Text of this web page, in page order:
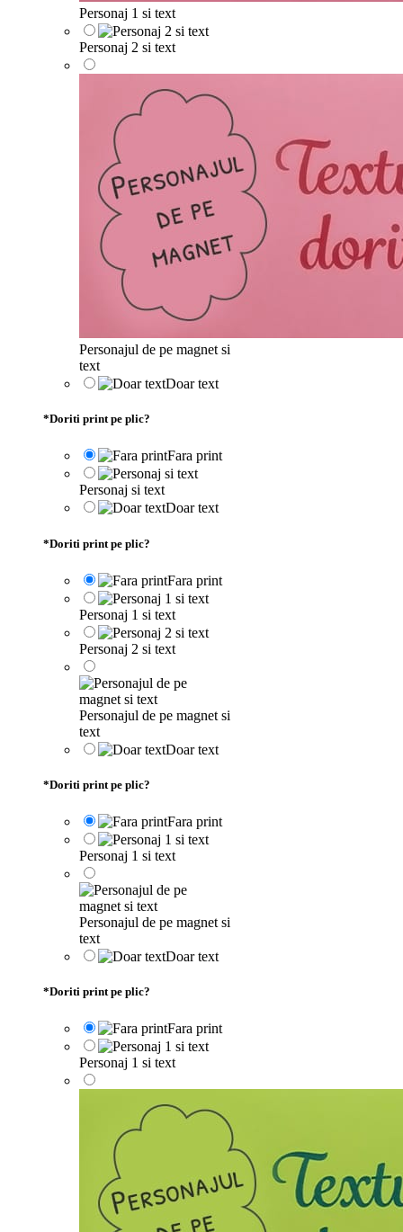
Personaj 1 si text
Personaj 2 si text
Personajul de pe magnet si
text
Doar text
*Doriti print pe plic?
Fara print
Personaj si text
Doar text
*Doriti print pe plic?
Fara print
Personaj 1 si text
Personaj 2 si text
Personajul de pe magnet si
text
Doar text
*Doriti print pe plic?
Fara print
Personaj 1 si text
Personajul de pe magnet si
text
Doar text
*Doriti print pe plic?
Fara print
Personaj 1 si text